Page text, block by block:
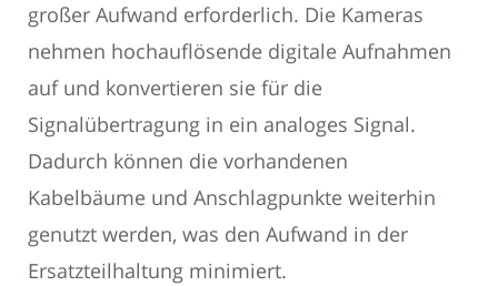
großer Aufwand erforderlich. Die Kameras
nehmen hochauflösende digitale Aufnahmen
auf und konvertieren sie für die
Signalübertragung in ein analoges Signal.
Dadurch können die vorhandenen
Kabelbäume und Anschlagpunkte weiterhin
genutzt werden, was den Aufwand in der
Ersatzteilhaltung minimiert.